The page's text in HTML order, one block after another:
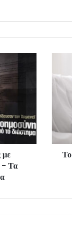
- Τα